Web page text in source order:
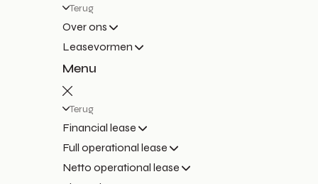
Terug
Over ons
Leasevormen
Menu
Terug
Financial lease
Full operational lease
Netto operational lease